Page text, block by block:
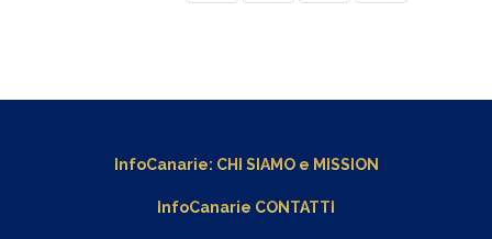
InfoCanarie: CHI SIAMOe MISSION
InfoCanarie CONTATTI